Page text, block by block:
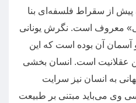
از سقراط فلسفه‌ای بنا
» معروف است. نگرش یونانی
آسمان آن بوده است که این
عقلانیت است. انسان بخشی
به انسان نیز سرایت
وی می‌باید مبتنی بر طبیعت